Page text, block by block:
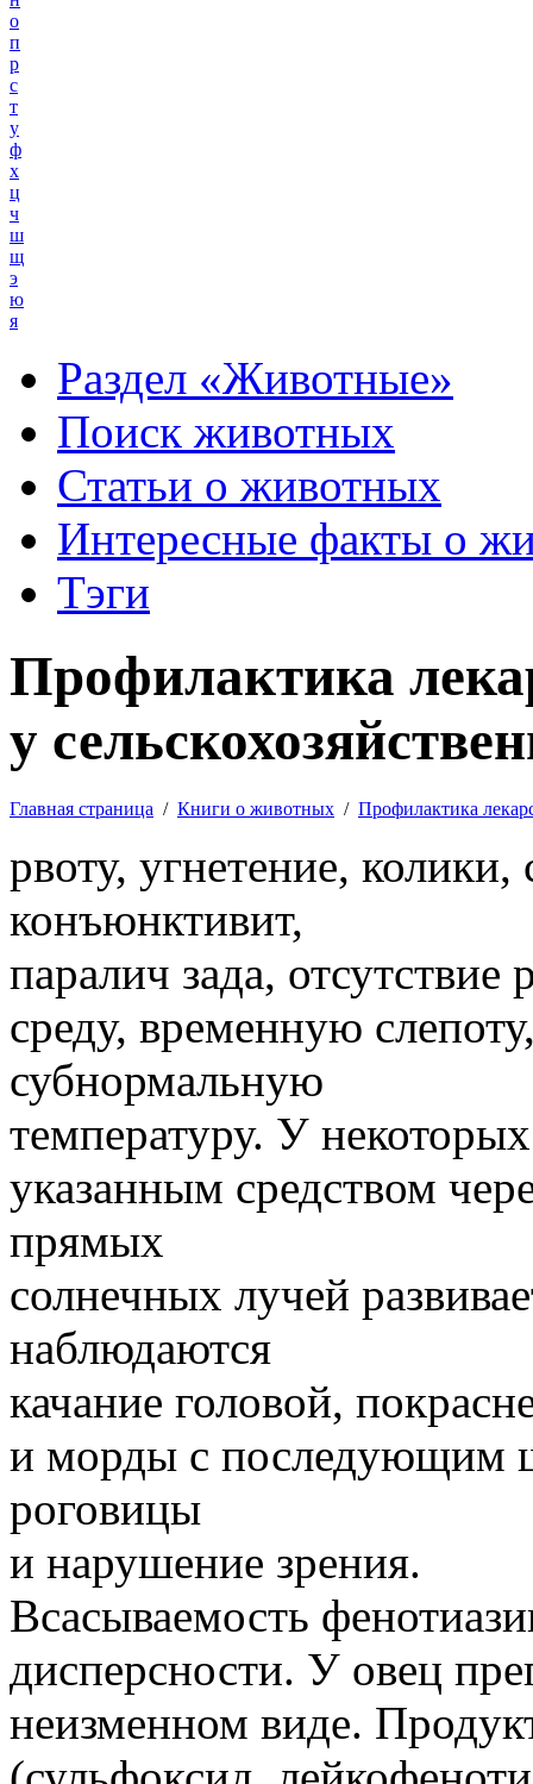
о
п
р
с
т
у
ф
х
ц
ч
ш
щ
э
ю
я
Раздел «Животные»
Поиск животных
Статьи о животных
Интересные факты о
Тэги
Профилактика
у
Главная страница / Книги о животных / Профилактика
рвоту, угнетение,
конъюнктивит,
паралич зада,
среду, временную
субнормальную
температуру. У
указанным средством
прямых
солнечных лучей
наблюдаются
качание головой,
и морды с последующим
роговицы
и нарушение зрения.
Всасываемость
дисперсности. У овец
неизменном виде.